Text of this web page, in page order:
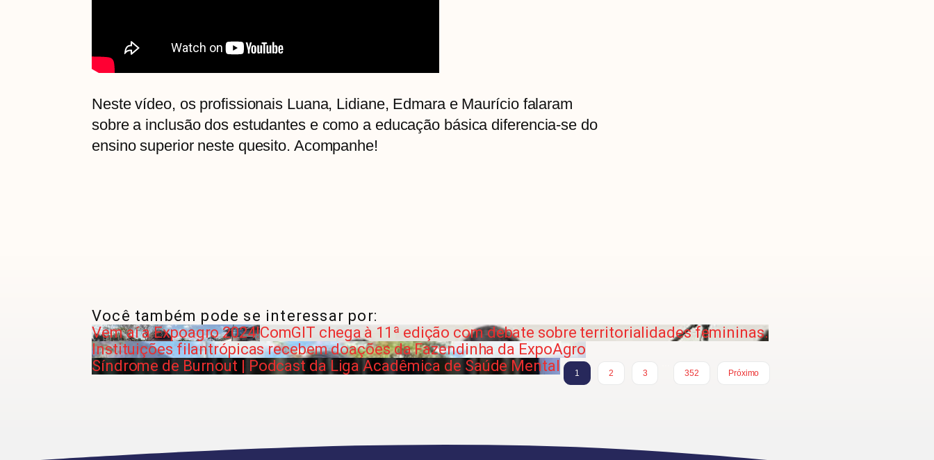
Neste vídeo, os profissionais Luana, Lidiane, Edmara e Maurício falaram
sobre a inclusão dos estudantes e como a educação básica diferencia-se do
ensino superior neste quesito. Acompanhe!
Você também pode se interessar por:
Vem aí a Expoagro 2024!ComGIT chega à 11ª edição com debate sobre territorialidades femininas.
Instituições filantrópicas recebem doações da Fazendinha da ExpoAgro
Síndrome de Burnout | Podcast da Liga Acadêmica de Saúde Mental
1 2 3
352
Próximo